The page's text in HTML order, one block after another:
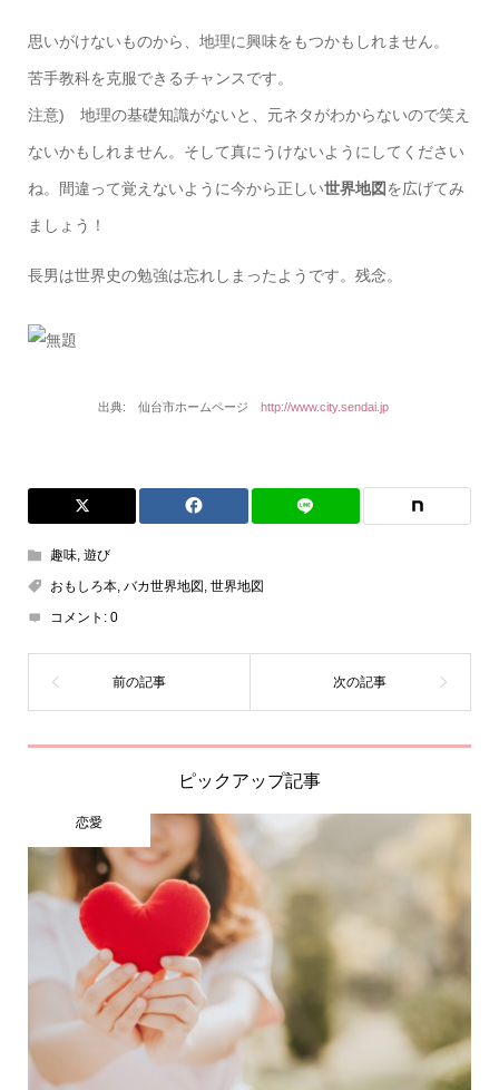
思いがけないものから、地理に興味をもつかもしれません。
苦手教科を克服できるチャンスです。
注意) 地理の基礎知識がないと、元ネタがわからないので笑え
ないかもしれません。そして真にうけないようにしてください
ね。間違って覚えないように今から正しい世界地図を広げてみ
ましょう！
長男は世界史の勉強は忘れしまったようです。残念。
出典: 仙台市ホームページ http://www.city.sendai.jp
趣味, 遊び
おもしろ本, バカ世界地図 , 世界地図
コメント: 0
ピックアップ記事
恋愛